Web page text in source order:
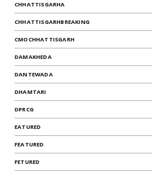
CHHATTISGARHA
CHHATTISGARHBREAKING
CMOCHHATTISGARH
DAMAKHEDA
DANTEWADA
DHAMTARI
DPRCG
EATURED
FEATURED
FETURED